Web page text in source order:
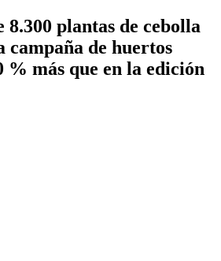
plantas de cebolla
campaña de huertos
% más que en la edición